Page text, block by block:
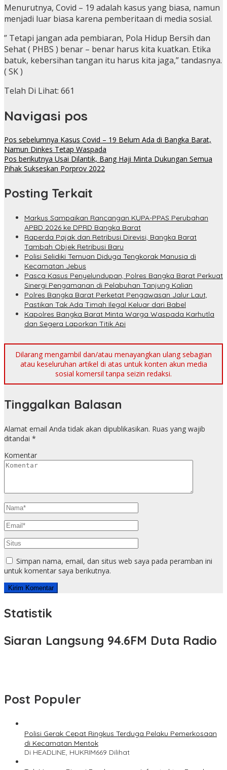
Menurutnya, Covid – 19 adalah kasus yang biasa, namun
menjadi luar biasa karena pemberitaan di media sosial.
” Tetapi jangan ada pembiaran, Pola Hidup Bersih dan
Sehat ( PHBS ) benar – benar harus kita kuatkan. Etika
batuk, kebersihan tangan itu harus kita jaga,” tandasnya.
( SK )
Telah Di Lihat: 661
Navigasi pos
Pos sebelumnya Kasus Covid – 19 Belum Ada di Bangka Barat,
Namun Dinkes Tetap Waspada
Pos berikutnya Usai Dilantik, Bang Haji Minta Dukungan Semua
Pihak Sukseskan Porprov 2022
Posting Terkait
Markus Sampaikan Rancangan KUPA-PPAS Perubahan
APBD 2026 ke DPRD Bangka Barat
Raperda Pajak dan Retribusi Direvisi, Bangka Barat
Tambah Objek Retribusi Baru
Polisi Selidiki Temuan Diduga Tengkorak Manusia di
Kecamatan Jebus
Pasca Kasus Penyelundupan, Polres Bangka Barat Perkuat
Sinergi Pengamanan di Pelabuhan Tanjung Kalian
Polres Bangka Barat Perketat Pengawasan Jalur Laut,
Pastikan Tak Ada Timah Ilegal Keluar dari Babel
Kapolres Bangka Barat Minta Warga Waspada Karhutla
dan Segera Laporkan Titik Api
Dilarang mengambil dan/atau menayangkan ulang sebagian
atau keseluruhan artikel di atas untuk konten akun media
sosial komersil tanpa seizin redaksi.
Tinggalkan Balasan
Alamat email Anda tidak akan dipublikasikan. Ruas yang wajib
ditandai *
Komentar
Simpan nama, email, dan situs web saya pada peramban ini
untuk komentar saya berikutnya.
Statistik
Siaran Langsung 94.6FM Duta Radio
Post Populer
Polisi Gerak Cepat Ringkus Terduga Pelaku Pemerkosaan
di Kecamatan Mentok
Di HEADLINE, HUKRIM669 Dilihat